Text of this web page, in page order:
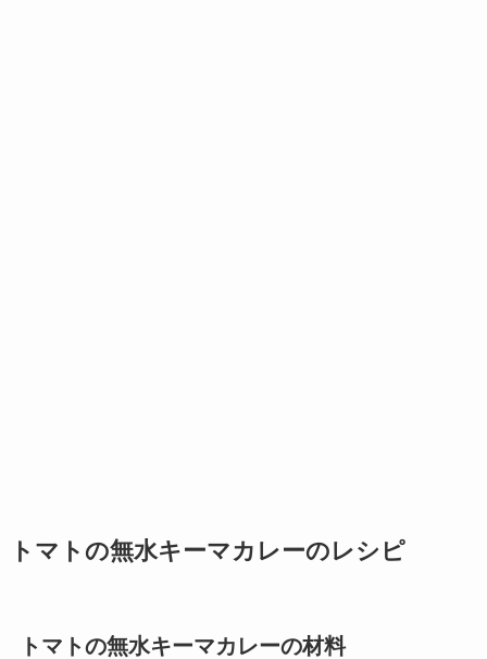
トマトの無水キーマカレーのレシピ
トマトの無水キーマカレーの材料